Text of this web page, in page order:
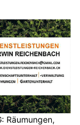
Räumungen,